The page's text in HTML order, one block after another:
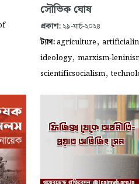
সৌভিক ঘোষ
প্রকাশ: ২৯-মার্চ-২০২৪
ট্যাগ:agriculture,
ideology, marxism-
scientificsocialism,